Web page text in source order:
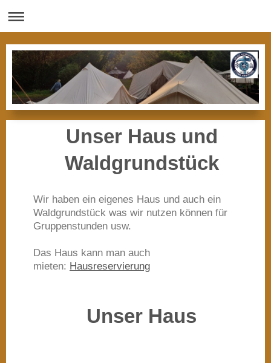
Unser Haus und
Waldgrundstück
Wir haben ein eigenes Haus und auch ein
Waldgrundstück was wir nutzen können für
Gruppenstunden usw.
Das Haus kann man auch
mieten: Hausreservierung
Unser Haus